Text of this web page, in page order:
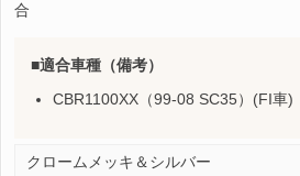
合
適合車種（備考）
CBR1100XX（99-08 SC35）(FI車)
クロームメッキ＆シルバー